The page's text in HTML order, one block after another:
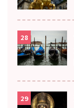
28
29